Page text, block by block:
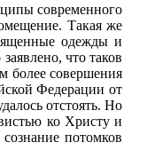
современного
Такая же
одежды и
что таков
более совершения
Федерации от
отстоять. Но
ко Христу и
потомков